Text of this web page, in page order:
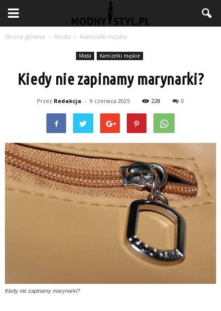
Strona główna Moda Kamizelki męskie
Moda Kamizelki męskie
Kiedy nie zapinamy marynarki?
Przez Redakcja - 9 czerwca 2025 228 0
Kiedy nie zapinamy marynarki?